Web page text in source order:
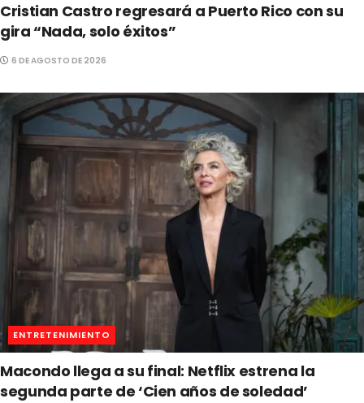
Cristian Castro regresará a Puerto Rico con su
gira “Nada, solo éxitos”
6 DE AGOSTO DE 2026
ENTRETENIMIENTO
Macondo llega a su final: Netflix estrena la
segunda parte de ‘Cien años de soledad’